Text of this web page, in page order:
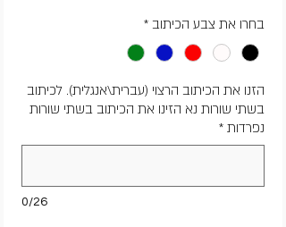
בחרו את צבע הכיתוב *
הזנו את הכיתוב הרצוי (עברית\אנגלית). לכיתוב
בשתי שורות נא הזינו את הכיתוב בשתי שורות
נפרדות *
0/26